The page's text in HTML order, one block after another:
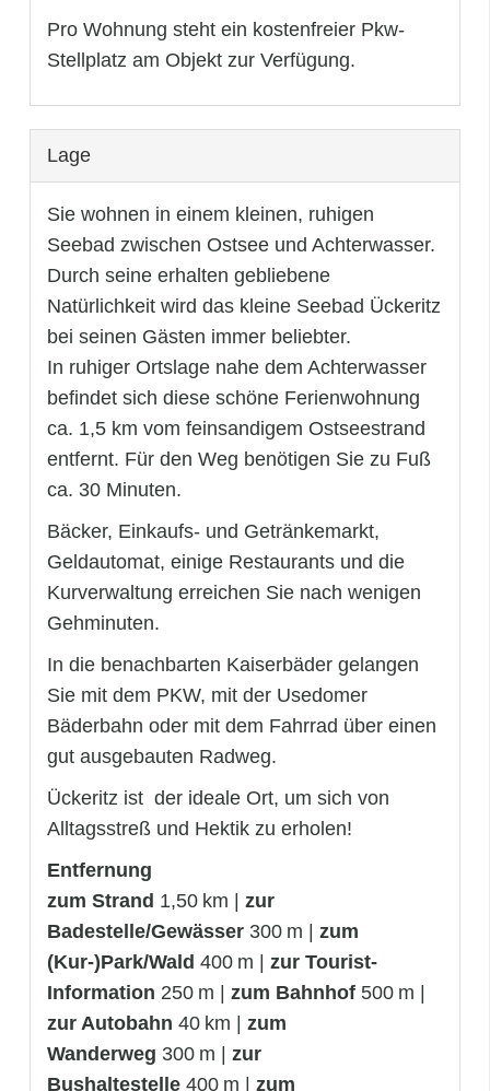
Pro Wohnung steht ein kostenfreier Pkw-
Stellplatz am Objekt zur Verfügung.
Lage
Sie wohnen in einem kleinen, ruhigen
Seebad zwischen Ostsee und Achterwasser.
Durch seine erhalten gebliebene
Natürlichkeit wird das kleine Seebad Ückeritz
bei seinen Gästen immer beliebter.
In ruhiger Ortslage nahe dem Achterwasser
befindet sich diese schöne Ferienwohnung
ca. 1,5 km vom feinsandigem Ostseestrand
entfernt. Für den Weg benötigen Sie zu Fuß
ca. 30 Minuten.
Bäcker, Einkaufs- und Getränkemarkt,
Geldautomat, einige Restaurants und die
Kurverwaltung erreichen Sie nach wenigen
Gehminuten.
In die benachbarten Kaiserbäder gelangen
Sie mit dem PKW, mit der Usedomer
Bäderbahn oder mit dem Fahrrad über einen
gut ausgebauten Radweg.
Ückeritz ist der ideale Ort, um sich von
Alltagsstreß und Hektik zu erholen!
Entfernung
zum Strand 1,50 km | zur
Badestelle/Gewässer 300 m | zum
(Kur-)Park/Wald 400 m | zur Tourist-
Information 250 m | zum Bahnhof 500 m |
zur Autobahn 40 km | zum
Wanderweg 300 m | zur
Bushaltestelle 400 m | zum